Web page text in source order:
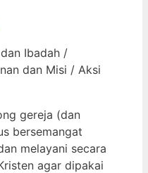
Ibadah /
dan Misi / Aksi
gereja (dan
bersemangat
melayani secara
agar dipakai